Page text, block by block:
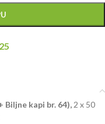
Biljne kapi br. 64), 2 x 50